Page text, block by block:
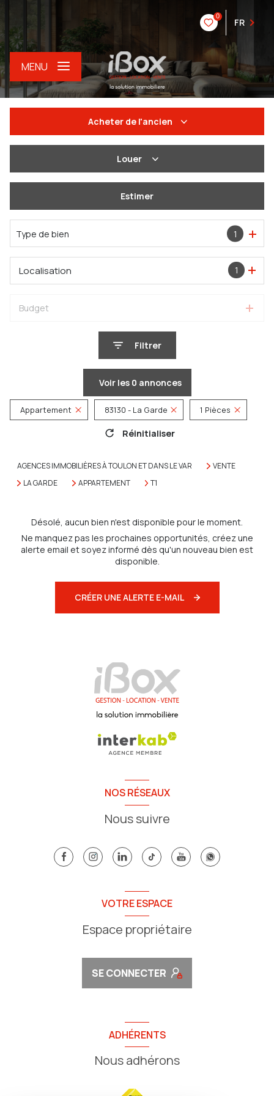
0
FR
MENU
Acheter de l'ancien
Du neuf
Louer
De l'immo pro
Estimer
Type de bien 1
1
Localisation
Budget
Filtrer
Voir les 0 annonces
Appartement 83130 - La Garde 1 Pièces
Réinitialiser
AGENCES IMMOBILIÈRES À TOULON ET DANS LE VAR
VENTE
LA GARDE
APPARTEMENT T1
Désolé, aucun bien n'est disponible pour le moment.
Ne manquez pas les prochaines opportunités, créez une
alerte email et soyez informé dès qu'un nouveau bien est
disponible.
CRÉER UNE ALERTE E-MAIL
NOS RÉSEAUX
Nous suivre
VOTRE ESPACE
Espace propriétaire
SE CONNECTER
ADHÉRENTS
Nous adhérons